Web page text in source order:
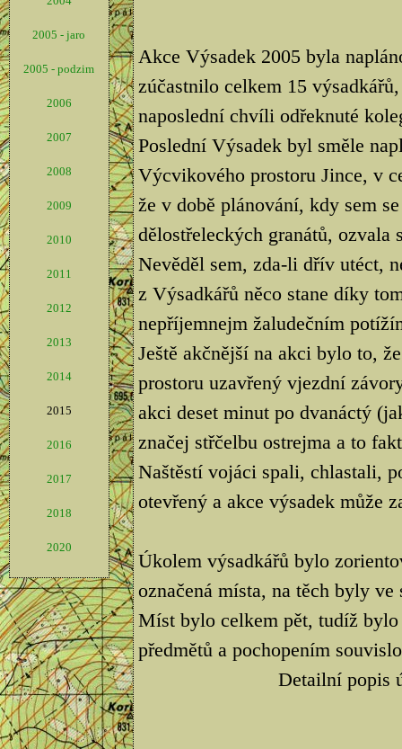
2005 - jaro
2005 - podzim
2006
2007
2008
2009
2010
2011
2012
2013
2014
2015
2016
2017
2018
2020
Akce Výsadek 2005 byla
zúčastnilo celkem 15
naposlední chvíli odřeknuté
Poslední Výsadek byl směle
Výcvikového prostoru Jince, v
že v době plánování, kdy sem
dělostřeleckých granátů, ozvala
Nevěděl sem, zda-li dřív utéct,
z Výsadkářů něco stane díky
nepříjemnejm žaludečním
Ještě akčnější na akci bylo to,
prostoru uzavřený vjezdní
akci deset minut po dvanáctý
značej střčelbu ostrejma a to
Naštěstí vojáci spali, chlastali,
otevřený a akce výsadek může
Úkolem výsadkářů bylo
označená místa, na těch byly
Míst bylo celkem pět, tudíž
předmětů a pochopením
Detailní popis